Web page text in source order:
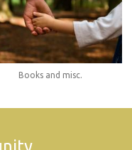
Books and misc.